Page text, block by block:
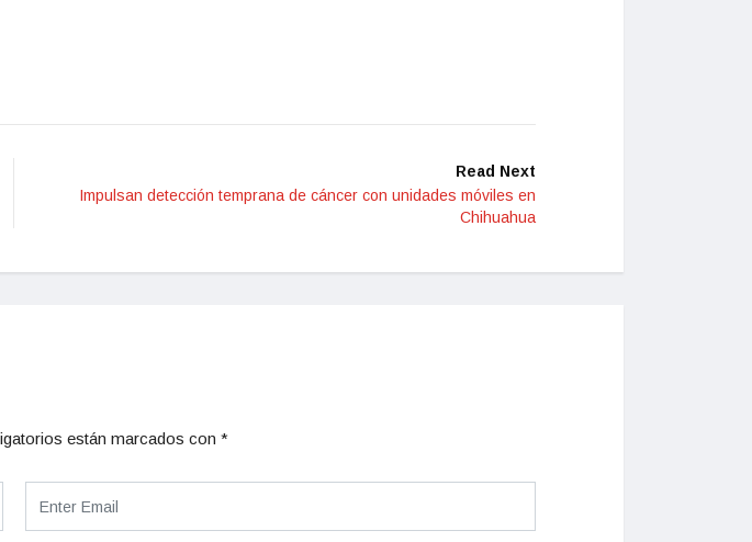
Read Next
Impulsan detección temprana de cáncer con unidades móviles en
Chihuahua
están marcados con *